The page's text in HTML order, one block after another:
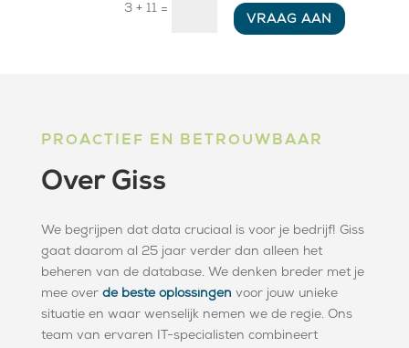
3 + 11 =
VRAAG AAN
PROACTIEF EN BETROUWBAAR
Over Giss
We begrijpen dat data cruciaal is voor je bedrijf! Giss
gaat daarom al 25 jaar verder dan alleen het
beheren van de database. We denken breder met je
mee over de beste oplossingen voor jouw unieke
situatie en waar wenselijk nemen we de regie. Ons
team van ervaren IT-specialisten combineert